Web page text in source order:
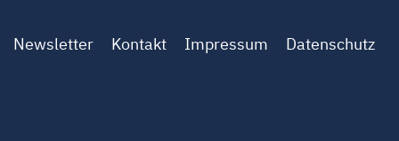
Newsletter Kontakt Impressum Datenschutz